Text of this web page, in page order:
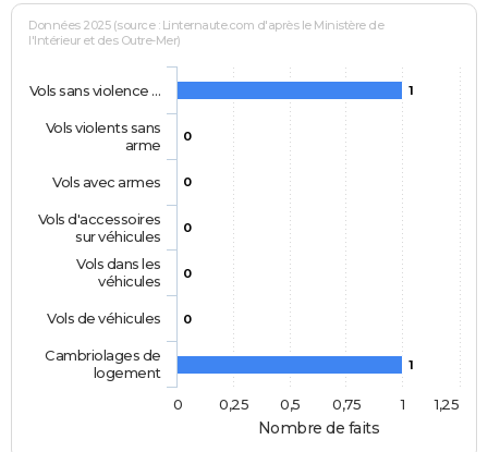
Nombre de faits
Données 2025 (source : Linternaute.com d'après le Ministère de
l'Intérieur et des Outre-Mer)
1
0
0
0
0
0
1
Vols sans violence …
Vols violents sans
arme
Vols avec armes
Vols d'accessoires
sur véhicules
Vols dans les
véhicules
Vols de véhicules
Cambriolages de
logement
0
1
0,25 0,5 0,75 1,25